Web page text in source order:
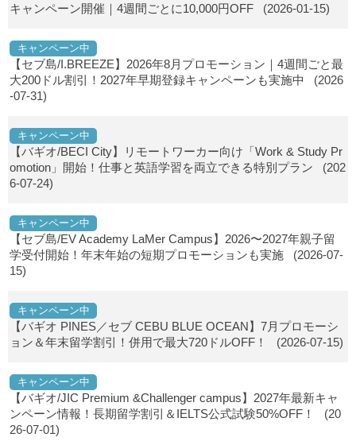
キャンペーン開催｜4週間ごとに10,000円OFF (2026-01-15)
キャンペーン中
【セブ島/I.BREEZE】2026年8月プロモーション｜4週間ごと最
大200ドル割引！2027年早期登録キャンペーンも実施中
(2026
-07-31)
キャンペーン中
【バギオ/BECI City】リモートワーカー向け「Work & Study Pr
omotion」開始！仕事と英語学習を両立できる特別プラン (202
6-07-24)
キャンペーン中
【セブ島/EV Academy LaMer Campus】2026〜2027年親子留
学受付開始！年末年始の短期プロモーションも実施 (2026-07-
15)
キャンペーン中
【バギオ PINES／セブ CEBU BLUE OCEAN】7月プロモーシ
ョン＆年末留学割引！併用で最大720ドルOFF！
(2026-07-15)
キャンペーン中
【バギオ/JIC Premium &Challenger campus】2027年最新キャ
ンペーン情報！長期留学割引＆IELTS公式試験50%OFF！
(20
26-07-01)